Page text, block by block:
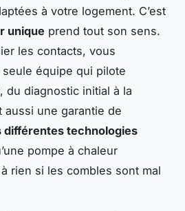
à votre logement. C’est
unique prend tout son sens.
les contacts, vous
équipe qui pilote
du diagnostic initial à la
aussi une garantie de
technologies
pompe à chaleur
rien si les combles sont mal